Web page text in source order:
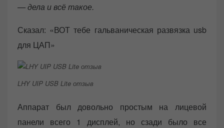
— дела и всё такое.
Сказал: «ВОТ тебе гальваническая развязка usb
для ЦАП»
LHY UIP USB Lite отзыв
Аппарат был довольно простым на лицевой
панели всего 1 дисплей, но сзади было все